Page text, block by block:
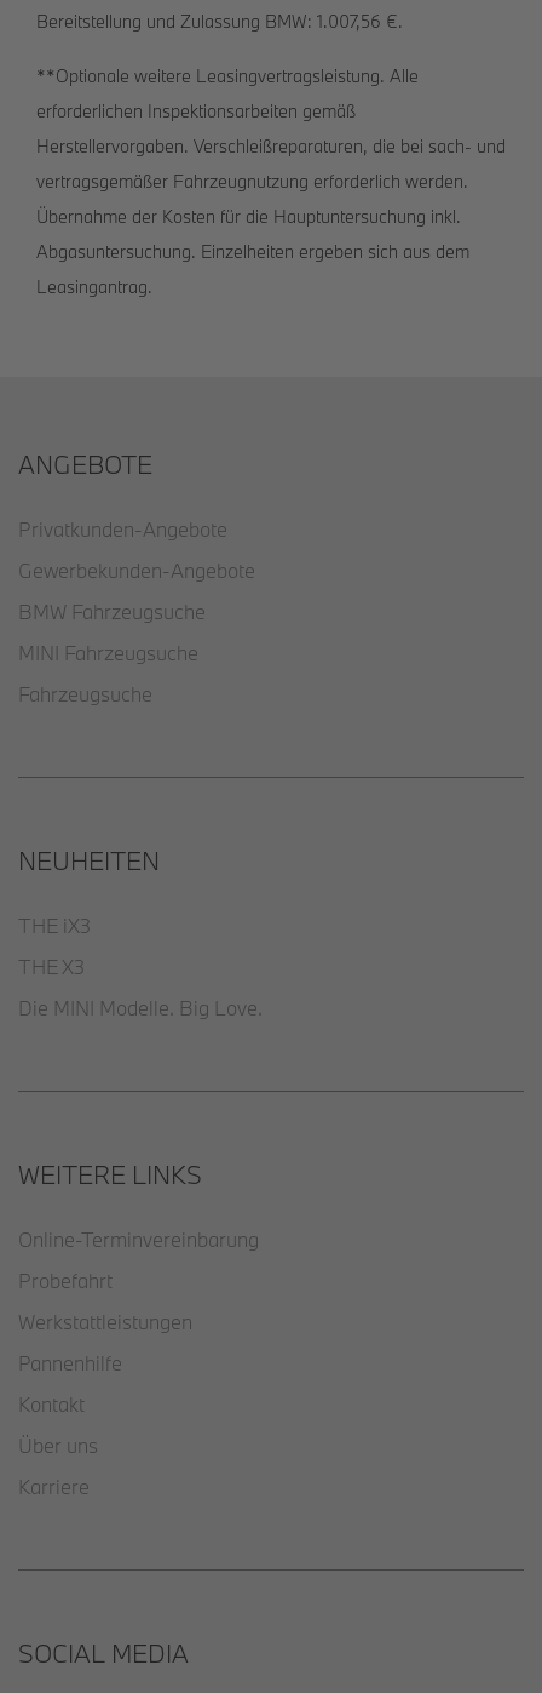
Bereitstellung und Zulassung BMW: 1.007,56 €.
**Optionale weitere Leasingvertragsleistung. Alle
erforderlichen Inspektionsarbeiten gemäß
Herstellervorgaben. Verschleißreparaturen, die bei sach- und
vertragsgemäßer Fahrzeugnutzung erforderlich werden.
Übernahme der Kosten für die Hauptuntersuchung inkl.
Abgasuntersuchung. Einzelheiten ergeben sich aus dem
Leasingantrag.
ANGEBOTE
Privatkunden-Angebote
Gewerbekunden-Angebote
BMW Fahrzeugsuche
MINI Fahrzeugsuche
Fahrzeugsuche
NEUHEITEN
THE iX3
THE X3
Die MINI Modelle. Big Love.
WEITERE LINKS
Online-Terminvereinbarung
Probefahrt
Werkstattleistungen
Pannenhilfe
Kontakt
Über uns
Karriere
SOCIAL MEDIA